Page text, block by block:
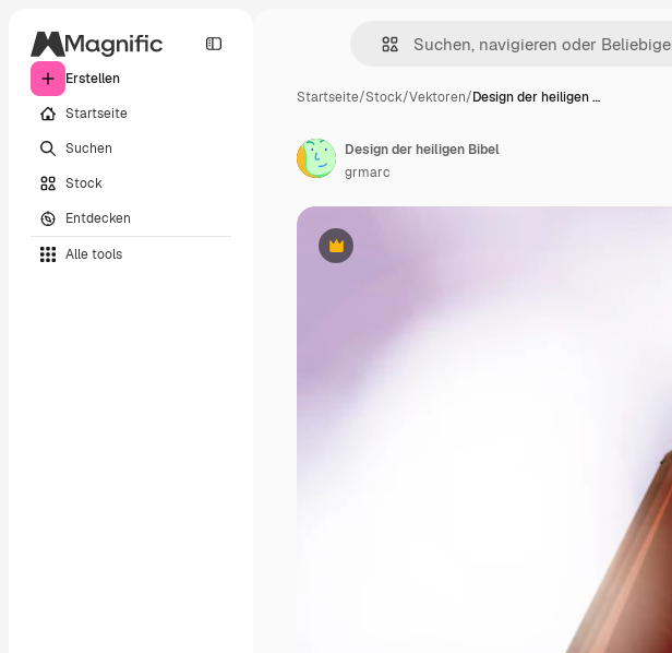
Erstellen
Startseite
Suchen
Stock
Entdecken
Alle tools
Startseite/Stock/Vektoren/Design der heiligen …
Premium
Design der heiligen Bibel
grmarc